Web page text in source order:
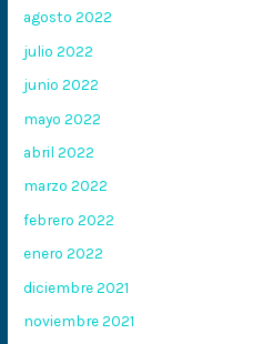
agosto 2022
julio 2022
junio 2022
mayo 2022
abril 2022
marzo 2022
febrero 2022
enero 2022
diciembre 2021
noviembre 2021